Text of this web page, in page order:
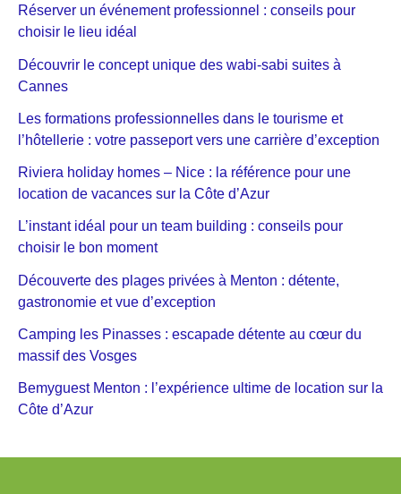
Réserver un événement professionnel : conseils pour
choisir le lieu idéal
Découvrir le concept unique des wabi-sabi suites à
Cannes
Les formations professionnelles dans le tourisme et
l’hôtellerie : votre passeport vers une carrière d’exception
Riviera holiday homes – Nice : la référence pour une
location de vacances sur la Côte d’Azur
L’instant idéal pour un team building : conseils pour
choisir le bon moment
Découverte des plages privées à Menton : détente,
gastronomie et vue d’exception
Camping les Pinasses : escapade détente au cœur du
massif des Vosges
Bemyguest Menton : l’expérience ultime de location sur la
Côte d’Azur